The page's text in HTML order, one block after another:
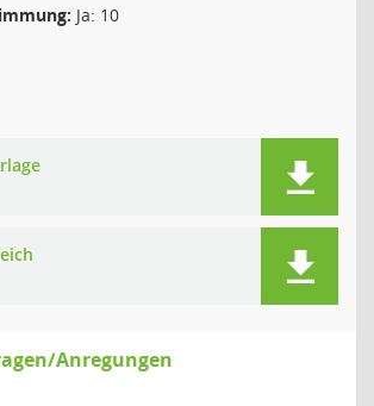
Ja: 10
Anregungen